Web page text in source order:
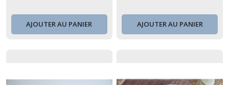
AJOUTER AU PANIER AJOUTER AU PANIER